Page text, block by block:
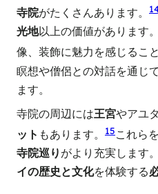
寺院がたくさんあります。
光地以上の価値があります
像、装飾に魅力を感じるこ
瞑想や僧侶との対話を通じて
ます。
寺院の周辺には王宮やアユ
ット もあります。 15これら
寺院巡り がより充実します
イの歴史と文化を体験する